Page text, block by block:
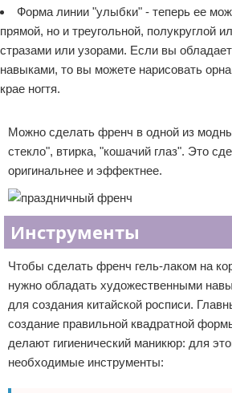
Форма линии "улыбки" - теперь ее
прямой, но и треугольной, полукруглой
стразами или узорами. Если вы
навыками, то вы можете нарисовать
крае ногтя.
Можно сделать френч в одной из
стекло", втирка, "кошачий глаз". Это
оригинальнее и эффектнее.
Инструменты
Чтобы сделать френч гель-лаком на
нужно обладать художественными
для создания китайской росписи.
создание правильной квадратной
делают гигиенический маникюр: для
необходимые инструменты: